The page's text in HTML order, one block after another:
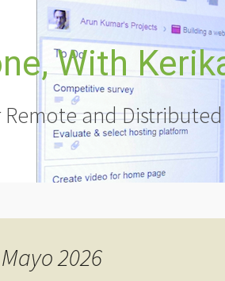
With
and Distributed
2026